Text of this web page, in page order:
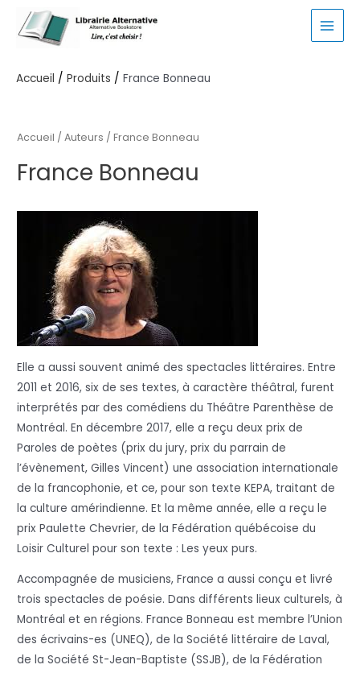
contenu
Accueil Produits France Bonneau
Accueil / Auteurs / France Bonneau
France Bonneau
Elle a aussi souvent animé des spectacles littéraires. Entre
2011 et 2016, six de ses textes, à caractère théâtral, furent
interprétés par des comédiens du Théâtre Parenthèse de
Montréal. En décembre 2017, elle a reçu deux prix de
Paroles de poètes (prix du jury, prix du parrain de
l’évènement, Gilles Vincent) une association internationale
de la francophonie, et ce, pour son texte KEPA, traitant de
la culture amérindienne. Et la même année, elle a reçu le
prix Paulette Chevrier, de la Fédération québécoise du
Loisir Culturel pour son texte : Les yeux purs.
Accompagnée de musiciens, France a aussi conçu et livré
trois spectacles de poésie. Dans différents lieux culturels, à
Montréal et en régions. France Bonneau est membre l’Union
des écrivains-es (UNEQ), de la Société littéraire de Laval,
de la Société St-Jean-Baptiste (SSJB), de la Fédération